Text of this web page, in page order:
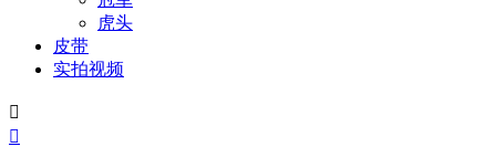
虎头
皮带
实拍视频

